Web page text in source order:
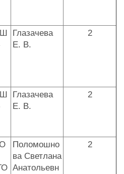
Глазачева
Е. В.
2
Глазачева
Е. В.
2
Поломошно
ва Светлана
Анатольевн
2